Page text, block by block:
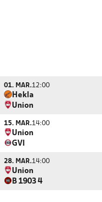
01. MAR.12:00
Hekla
Union
15. MAR.14:00
Union
GVI
28. MAR.14:00
Union
B 1903 4